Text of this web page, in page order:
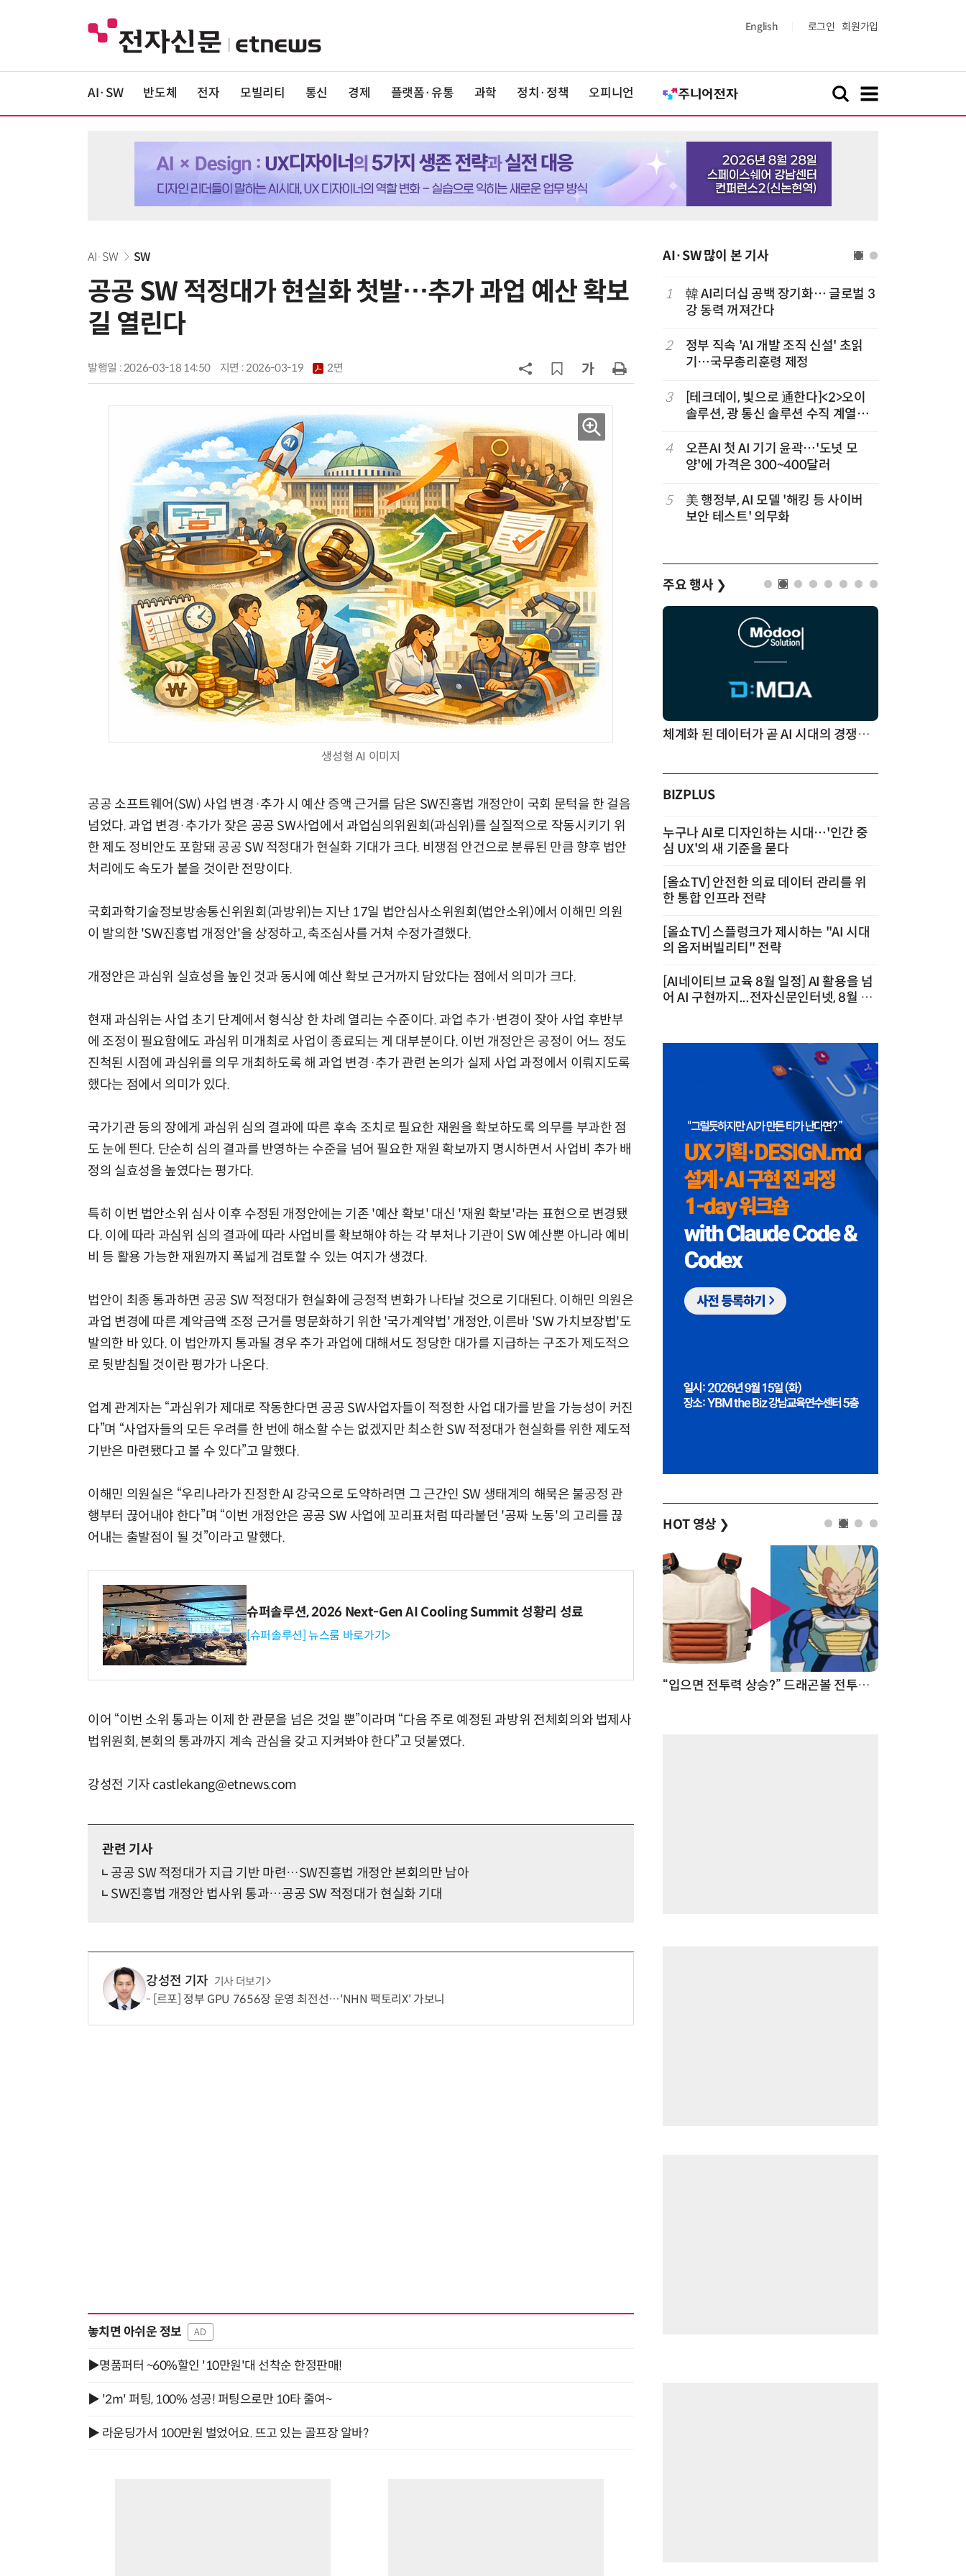
English 로그인 회원가입
AI·SW 반도체 전자 모빌리티 통신 경제 플랫폼·유통 과학 정치·정책 오피니언
AI·SW SW
공공 SW 적정대가 현실화 첫발…추가 과업 예산 확보
길 열린다
발행일 : 2026-03-18 14:50 지면 :2026-03-19 2면
생성형 AI 이미지
공공 소프트웨어(SW) 사업 변경·추가 시 예산 증액 근거를 담은 SW진흥법 개정안이 국회 문턱을 한 걸음
넘었다. 과업 변경·추가가 잦은 공공 SW사업에서 과업심의위원회(과심위)를 실질적으로 작동시키기 위
한 제도 정비안도 포함돼 공공 SW 적정대가 현실화 기대가 크다. 비쟁점 안건으로 분류된 만큼 향후 법안
처리에도 속도가 붙을 것이란 전망이다.
국회과학기술정보방송통신위원회(과방위)는 지난 17일 법안심사소위원회(법안소위)에서 이해민 의원
이 발의한 'SW진흥법 개정안'을 상정하고, 축조심사를 거쳐 수정가결했다.
개정안은 과심위 실효성을 높인 것과 동시에 예산 확보 근거까지 담았다는 점에서 의미가 크다.
현재 과심위는 사업 초기 단계에서 형식상 한 차례 열리는 수준이다. 과업 추가·변경이 잦아 사업 후반부
에 조정이 필요함에도 과심위 미개최로 사업이 종료되는 게 대부분이다. 이번 개정안은 공정이 어느 정도
진척된 시점에 과심위를 의무 개최하도록 해 과업 변경·추가 관련 논의가 실제 사업 과정에서 이뤄지도록
했다는 점에서 의미가 있다.
국가기관 등의 장에게 과심위 심의 결과에 따른 후속 조치로 필요한 재원을 확보하도록 의무를 부과한 점
도 눈에 띈다. 단순히 심의 결과를 반영하는 수준을 넘어 필요한 재원 확보까지 명시하면서 사업비 추가 배
정의 실효성을 높였다는 평가다.
특히 이번 법안소위 심사 이후 수정된 개정안에는 기존 '예산 확보' 대신 '재원 확보'라는 표현으로 변경됐
다. 이에 따라 과심위 심의 결과에 따라 사업비를 확보해야 하는 각 부처나 기관이 SW 예산뿐 아니라 예비
비 등 활용 가능한 재원까지 폭넓게 검토할 수 있는 여지가 생겼다.
법안이 최종 통과하면 공공 SW 적정대가 현실화에 긍정적 변화가 나타날 것으로 기대된다. 이해민 의원은
과업 변경에 따른 계약금액 조정 근거를 명문화하기 위한 '국가계약법' 개정안, 이른바 'SW 가치보장법'도
발의한 바 있다. 이 법안까지 통과될 경우 추가 과업에 대해서도 정당한 대가를 지급하는 구조가 제도적으
로 뒷받침될 것이란 평가가 나온다.
업계 관계자는 “과심위가 제대로 작동한다면 공공 SW사업자들이 적정한 사업 대가를 받을 가능성이 커진
다”며 “사업자들의 모든 우려를 한 번에 해소할 수는 없겠지만 최소한 SW 적정대가 현실화를 위한 제도적
기반은 마련됐다고 볼 수 있다”고 말했다.
이해민 의원실은 “우리나라가 진정한 AI 강국으로 도약하려면 그 근간인 SW 생태계의 해묵은 불공정 관
행부터 끊어내야 한다”며 “이번 개정안은 공공 SW 사업에 꼬리표처럼 따라붙던 '공짜 노동'의 고리를 끊
어내는 출발점이 될 것”이라고 말했다.
슈퍼솔루션, 2026 Next-Gen AI Cooling Summit 성황리 성료
[슈퍼솔루션] 뉴스룸 바로가기>
이어 “이번 소위 통과는 이제 한 관문을 넘은 것일 뿐”이라며 “다음 주로 예정된 과방위 전체회의와 법제사
법위원회, 본회의 통과까지 계속 관심을 갖고 지켜봐야 한다”고 덧붙였다.
강성전 기자 castlekang@etnews.com
관련 기사
공공 SW 적정대가 지급 기반 마련…SW진흥법 개정안 본회의만 남아
SW진흥법 개정안 법사위 통과…공공 SW 적정대가 현실화 기대
강성전 기자 기사 더보기
[르포] 정부 GPU 7656장 운영 최전선…'NHN 팩토리X' 가보니
놓치면 아쉬운 정보 AD
▶명품퍼터 ~60%할인 '10만원'대 선착순 한정판매!
▶ '2m' 퍼팅, 100% 성공! 퍼팅으로만 10타 줄여~
▶ 라운딩가서 100만원 벌었어요. 뜨고 있는 골프장 알바?
AI·SW 많이 본 기사
6
[테크 차이나] DeepSeek V4 Flash
서 젠슨 황 재회동
다…5개사 등록 솔루션 1439개
9
코히어, 통제 가능한 소버린 AI 지
원…“韓이 아태 승부처”
10 [르포] 정부 GPU 7656장 운영 최전
선…'NHN 팩토리X' 가보니
1
韓 AI리더십 공백 장기화… 글로벌 3
강 동력 꺼져간다
2
정부 직속 'AI 개발 조직 신설' 초읽
기…국무총리훈령 제정
3
[테크데이, 빛으로 通한다]<2>오이
솔루션, 광 통신 솔루션 수직 계열
략'
4
오픈AI 첫 AI 기기 윤곽…'도넛 모
양'에 가격은 300~400달러
5
美 행정부, AI 모델 '해킹 등 사이버
보안 테스트' 의무화
주요 행사 ❯
체계화 된 데이터가 곧 AI 시대의 경쟁력이다
BIZPLUS
누구나 AI로 디자인하는 시대…'인간 중
심 UX'의 새 기준을 묻다
[올쇼TV] 안전한 의료 데이터 관리를 위
한 통합 인프라 전략
[올쇼TV] 스플렁크가 제시하는 "AI 시대
의 옵저버빌리티" 전략
[AI네이티브 교육 8월 일정] AI 활용을 넘
어 AI 구현까지...전자신문인터넷, 8월 실
HOT 영상 ❯
“계속 쫓아왔다”…도망치던 우크라 민간인 공격한 러 자폭 드론 진정한 우정?…친구 구하려다 둘 다 의자 틈에 목이 낀 순간 “입으면 전투력 상승?” 드래곤볼 전투복 닮은 중량조끼